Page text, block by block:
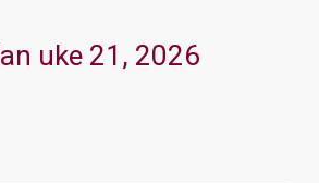
uke 21, 2026